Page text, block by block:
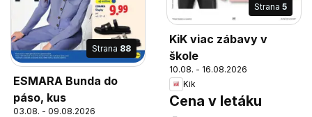
Strana 88
ESMARA Bunda do
páso, kus
03.08. - 09.08.2026
Strana 5
KiK viac zábavy v
škole
10.08. - 16.08.2026
Kik
Cena v letáku